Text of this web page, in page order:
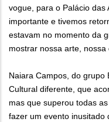
vogue, para o Palácio das
importante e tivemos
estavam no momento da
mostrar nossa arte, nossa
Naiara Campos, do grupo
Cultural diferente, que
mas que superou todas
fazer um evento inusitado